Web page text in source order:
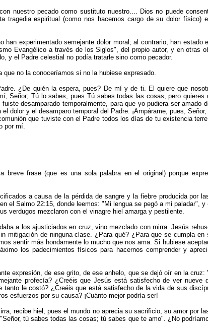
nuestro pecado como sustituto nuestro.... Dios no puede
tragedia espiritual (como nos hacemos cargo de su dolor físico)
experimentado semejante dolor moral; al contrario, han estado
Evangélico a través de los Siglos", del propio autor, y en otras
y el Padre celestial no podía tratarle sino como pecador.
que no la conoceríamos si no la hubiese expresado.
¿De quién la espera, pues? De mí y de ti. El quiere que
Señor; Tú lo sabes, pues Tú sabes todas las cosas, pero quieres
desamparado temporalmente, para que yo pudiera ser amado
dolor y el desamparo temporal del Padre. ¡Ampárame, pues,
que tuviste con el Padre todos los días de tu existencia
por mí.
frase (que es una sola palabra en el original) porque
a causa de la pérdida de sangre y la fiebre producida por
el Salmo 22:15, donde leemos: " Mi lengua se pegó a mi paladar", y
verdugos mezclaron con el vinagre hiel amarga y pestilente.
a los ajusticiados en cruz, vino mez­clado con mirra. Jesús
mitigación de ninguna clase. ¿Para qué? ¿Para que se cumpla en
sentir más hondamente lo mucho que nos ama. Si hubiese
los padecimientos físicos para hacernos comprender y
expresión, de ese grito, de ese an­helo, que se dejó oír en la cruz:
profecía? ¿Creéis que Jesús está satisfecho de ver nueve
tanto le costó? ¿Creéis que está satisfecho de la vida de sus
esfuerzos por su causa? ¡Cuánto mejor podría ser!
recibe hiel, pues el mundo no aprecia su sacrificio, su amor por
"Señor, tú sabes todas las cosas; tú sabes que te amo". ¿No